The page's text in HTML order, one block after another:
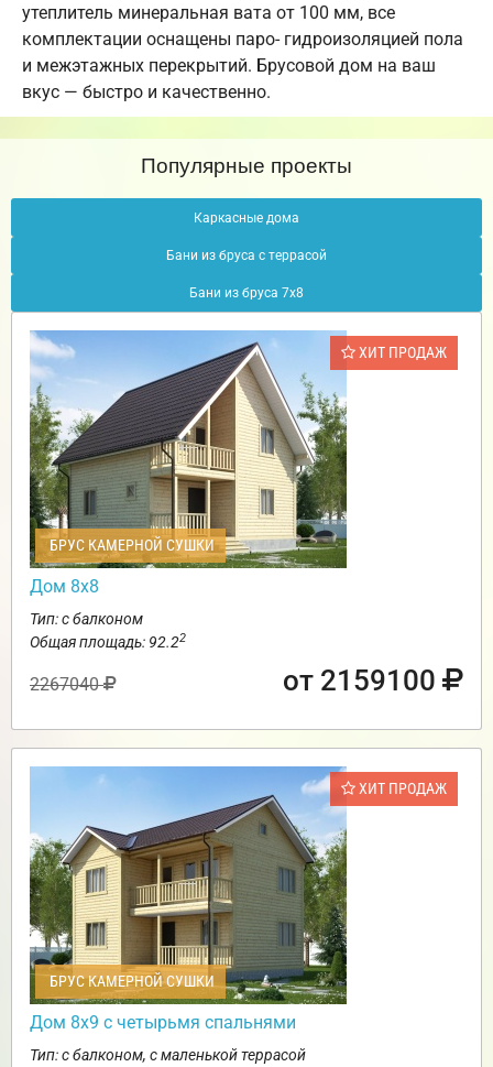
утеплитель минеральная вата от 100 мм, все
комплектации оснащены паро- гидроизоляцией пола
и межэтажных перекрытий. Брусовой дом на ваш
вкус — быстро и качественно.
Популярные проекты
Каркасные дома
Бани из бруса с террасой
Бани из бруса 7х8
ХИТ ПРОДАЖ
БРУС КАМЕРНОЙ СУШКИ
Дом 8х8
Тип: с балконом
Общая площадь: 92.22
2267040 от 2159100
ХИТ ПРОДАЖ
БРУС КАМЕРНОЙ СУШКИ
Дом 8х9 с четырьмя спальнями
Тип: с балконом, с маленькой террасой